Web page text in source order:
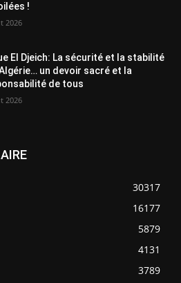
!
2026
El Djeich: La sécurité et la stabilité
un devoir sacré et la
de tous
2026
30317
16177
5879
4131
3789